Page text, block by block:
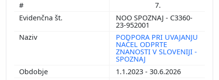
7.
NOO SPOZNAJ - C3360-
23-952001
PODPORA PRI UVAJANJU
NAČEL ODPRTE
ZNANOSTI V SLOVENIJI -
SPOZNAJ
1.1.2023 - 30.6.2026